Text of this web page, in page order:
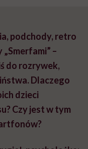
podchody, retro
–
do rozrywek,
Dlaczego
dzieci
Czy jest w tym